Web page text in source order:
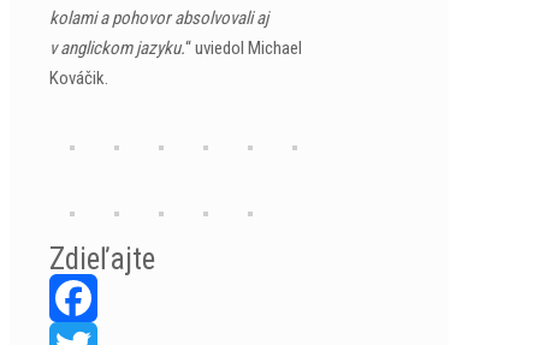
kolami a pohovor absolvovali aj
v anglickom jazyku.“ uviedol Michael
Kováčik.
Zdieľajte